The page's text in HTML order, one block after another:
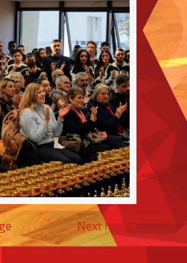
Next Image